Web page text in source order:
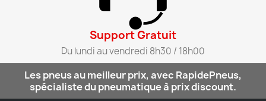
Support Gratuit​
Du lundi au vendredi 8h30 / 18h00​
Les pneus au meilleur prix, avec RapidePneus,
spécialiste du pneumatique à prix discount.